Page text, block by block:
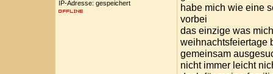
IP-Adresse: gespeichert
habe mich wie eine
vorbei
das einzige was
weihnachtsfeiertage
gemeinsam
nicht immer leicht